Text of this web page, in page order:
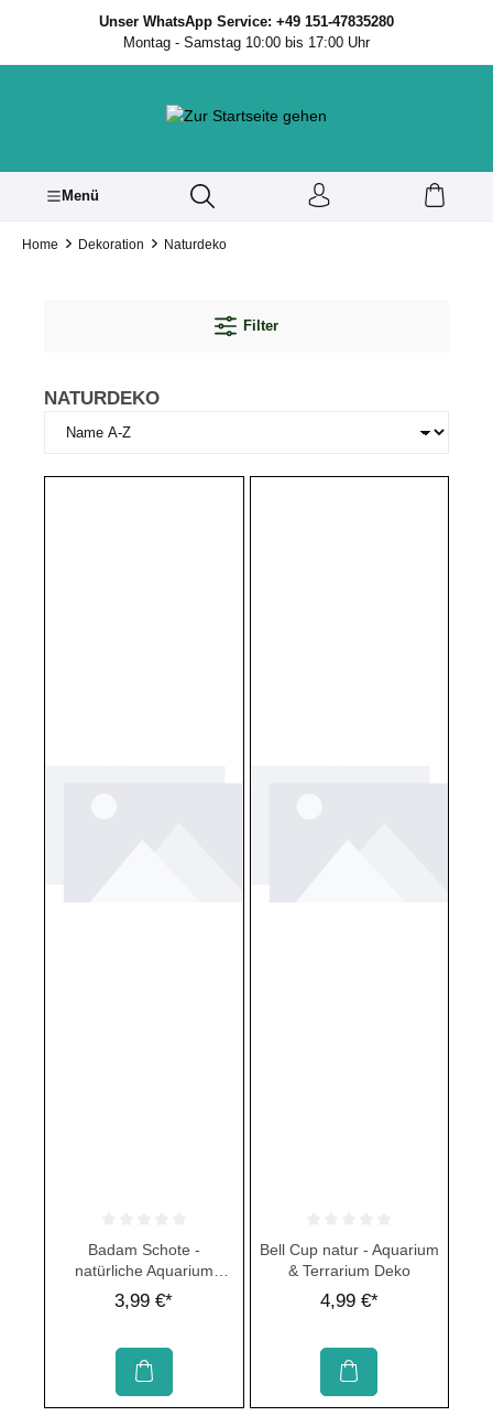
springenUnser WhatsApp Service: +49 151-47835280
Montag - Samstag 10:00 bis 17:00 Uhr
Menü
Home Dekoration Naturdeko
Filter
NATURDEKO
Durchschnittliche Bewertung von 0 von 5 Sternen
Badam Schote -
natürliche Aquarium
Dekoration
3,99 €*
Durchschnittliche Bewertung von
Bell Cup natur - Aquarium
& Terrarium Deko
4,99 €*